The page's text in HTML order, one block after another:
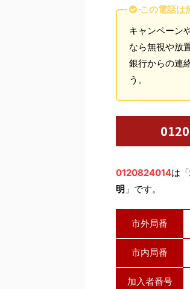
この電話は
キャンペーン
なら無視や放
銀行からの連
う。
0120824014は「
明 」です。
市外局番
市内局番
加入者番号